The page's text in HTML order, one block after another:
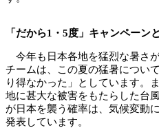
「だから1・5度」キャンペーン
今年も日本各地を猛烈な暑さ
チームは、この夏の猛暑につい
り得なかった」としています。
地に甚大な被害をもたらした台
が日本を襲う確率は、気候変動
発表しています。